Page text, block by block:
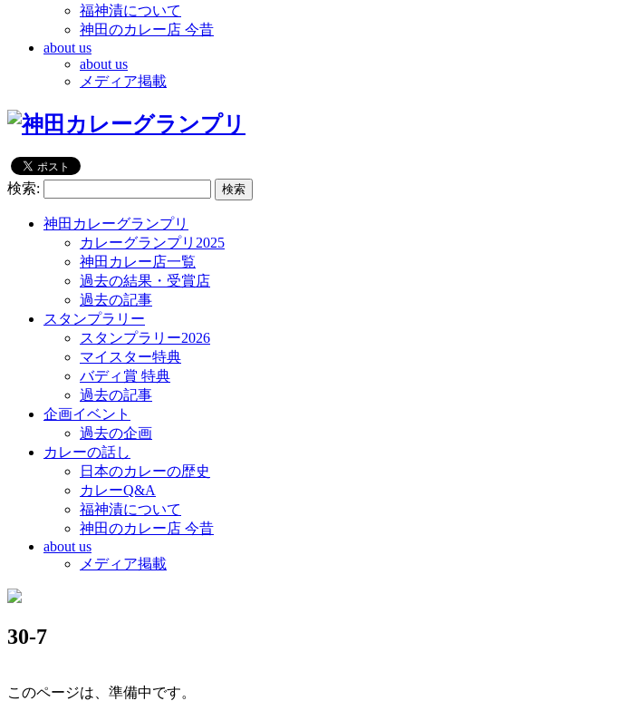
福神漬について
神田のカレー店 今昔
about us
about us
メディア掲載
検索:
神田カレーグランプリ
カレーグランプリ2025
神田カレー店一覧
過去の結果・受賞店
過去の記事
スタンプラリー
スタンプラリー2026
マイスター特典
バディ賞 特典
過去の記事
企画イベント
過去の企画
カレーの話し
日本のカレーの歴史
カレーQ&A
福神漬について
神田のカレー店 今昔
about us
メディア掲載
30-7
このページは、準備中です。